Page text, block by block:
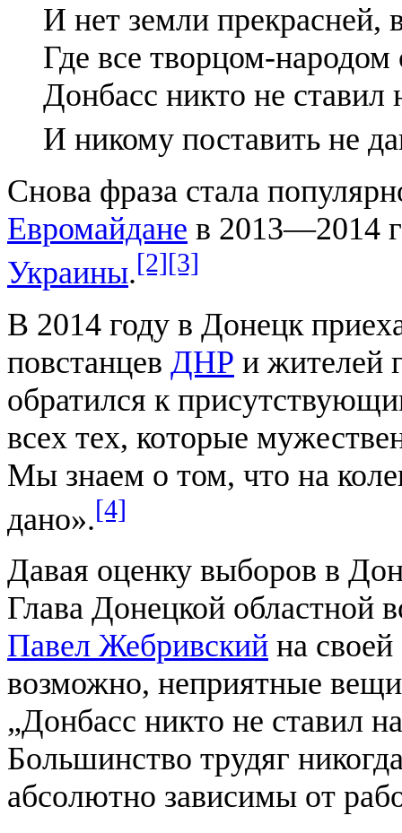
И нет земли прекрасней,
Где все творцом-народом
Донбасс никто не ставил
И никому поставить не
Снова фраза стала
Евромайдане в 2013—2014
Украины.[2][3]
В 2014 году в Донецк
повстанцев ДНР и жителей
обратился к
всех тех, которые
Мы знаем о том, что на
дано».[4]
Давая оценку выборов в
Глава Донецкой областной
Павел Жебривский на
возможно, неприятные
„Донбасс никто не ставил
Большинство трудяг
абсолютно зависимы от